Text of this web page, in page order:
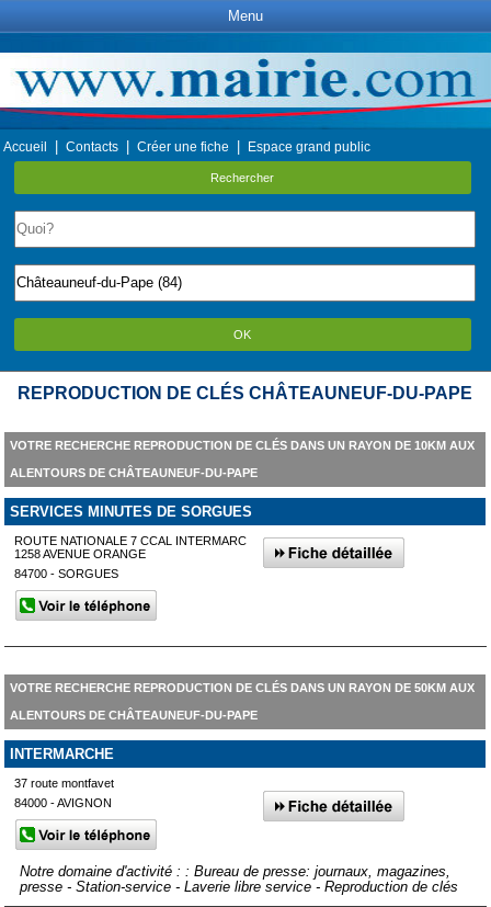
Menu
Accueil Contacts Créer une fiche Espace grand public
Rechercher
OK
REPRODUCTION DE CLÉS CHÂTEAUNEUF-DU-PAPE
VOTRE RECHERCHE REPRODUCTION DE CLÉS DANS UN RAYON DE 10KM AUX
ALENTOURS DE CHÂTEAUNEUF-DU-PAPE
SERVICES MINUTES DE SORGUES
ROUTE NATIONALE 7 CCAL INTERMARC
1258 AVENUE ORANGE
84700 - SORGUES
VOTRE RECHERCHE REPRODUCTION DE CLÉS DANS UN RAYON DE 50KM AUX
ALENTOURS DE CHÂTEAUNEUF-DU-PAPE
INTERMARCHE
37 route montfavet
84000 - AVIGNON
Notre domaine d'activité : : Bureau de presse: journaux, magazines,
presse - Station-service - Laverie libre service - Reproduction de clés